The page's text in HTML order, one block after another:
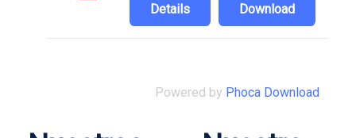
Download
Details
Powered by Phoca Download